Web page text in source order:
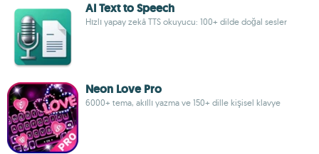
AI Text to Speech
Hızlı yapay zekâ TTS okuyucu: 100+ dilde doğal sesler
Neon Love Pro
6000+ tema, akıllı yazma ve 150+ dille kişisel klavye